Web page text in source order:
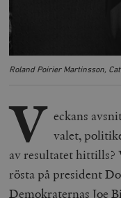
Roland Poirier Martinsson,
V eckans
valet,
av resultatet hittills?
rösta på president
Demokraternas Joe